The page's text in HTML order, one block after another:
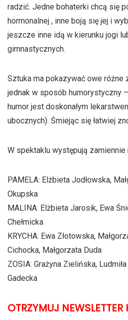
radzić. Jedne bohaterki chcą się
hormonalnej , inne boją się jej i
jeszcze inne idą w kierunku jogi
gimnastycznych.
Sztuka ma pokazywać owe różne
jednak w sposób humorystyczny
humor jest doskonałym
ubocznych). Śmiejąc się łatwiej
W spektaklu występują zamiennie
PAMELA: Elżbieta Jodłowska,
Okupska
MALINA: Elżbieta Jarosik, Ewa
Chełmicka
KRYCHA: Ewa Złotowska,
Cichocka, Małgorzata Duda
ZOSIA: Grażyna Zielińska,
Gadecka
OTRZYMUJ NEWSLETTER